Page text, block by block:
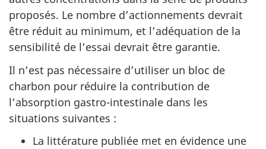
proposés. Le nombre d’actionnements devrait
être réduit au minimum, et l’adéquation de la
sensibilité de l’essai devrait être garantie.
Il n’est pas nécessaire d’utiliser un bloc de
charbon pour réduire la contribution de
l’absorption gastro-intestinale dans les
situations suivantes :
La littérature publiée met en évidence une